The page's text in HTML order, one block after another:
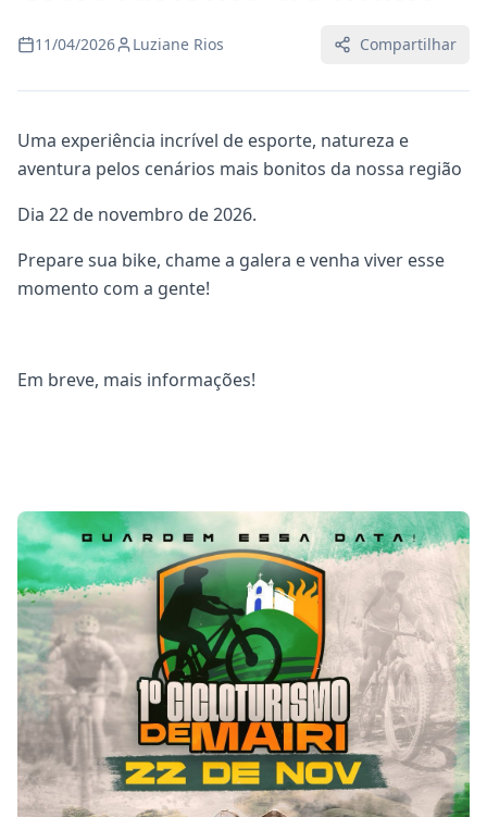
11/04/2026 Luziane Rios Compartilhar
Uma experiência incrível de esporte, natureza e
aventura pelos cenários mais bonitos da nossa região
Dia 22 de novembro de 2026.
Prepare sua bike, chame a galera e venha viver esse
momento com a gente!
Em breve, mais informações!